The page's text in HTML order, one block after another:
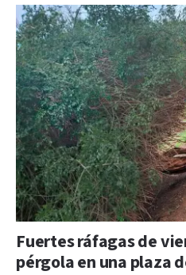
Fuertes ráfagas de
pérgola en una plaza